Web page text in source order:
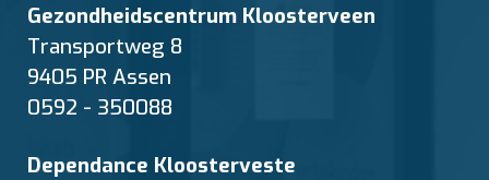
Gezondheidscentrum Kloosterveen
Transportweg 8
9405 PR Assen
0592 - 350088
Dependance Kloosterveste